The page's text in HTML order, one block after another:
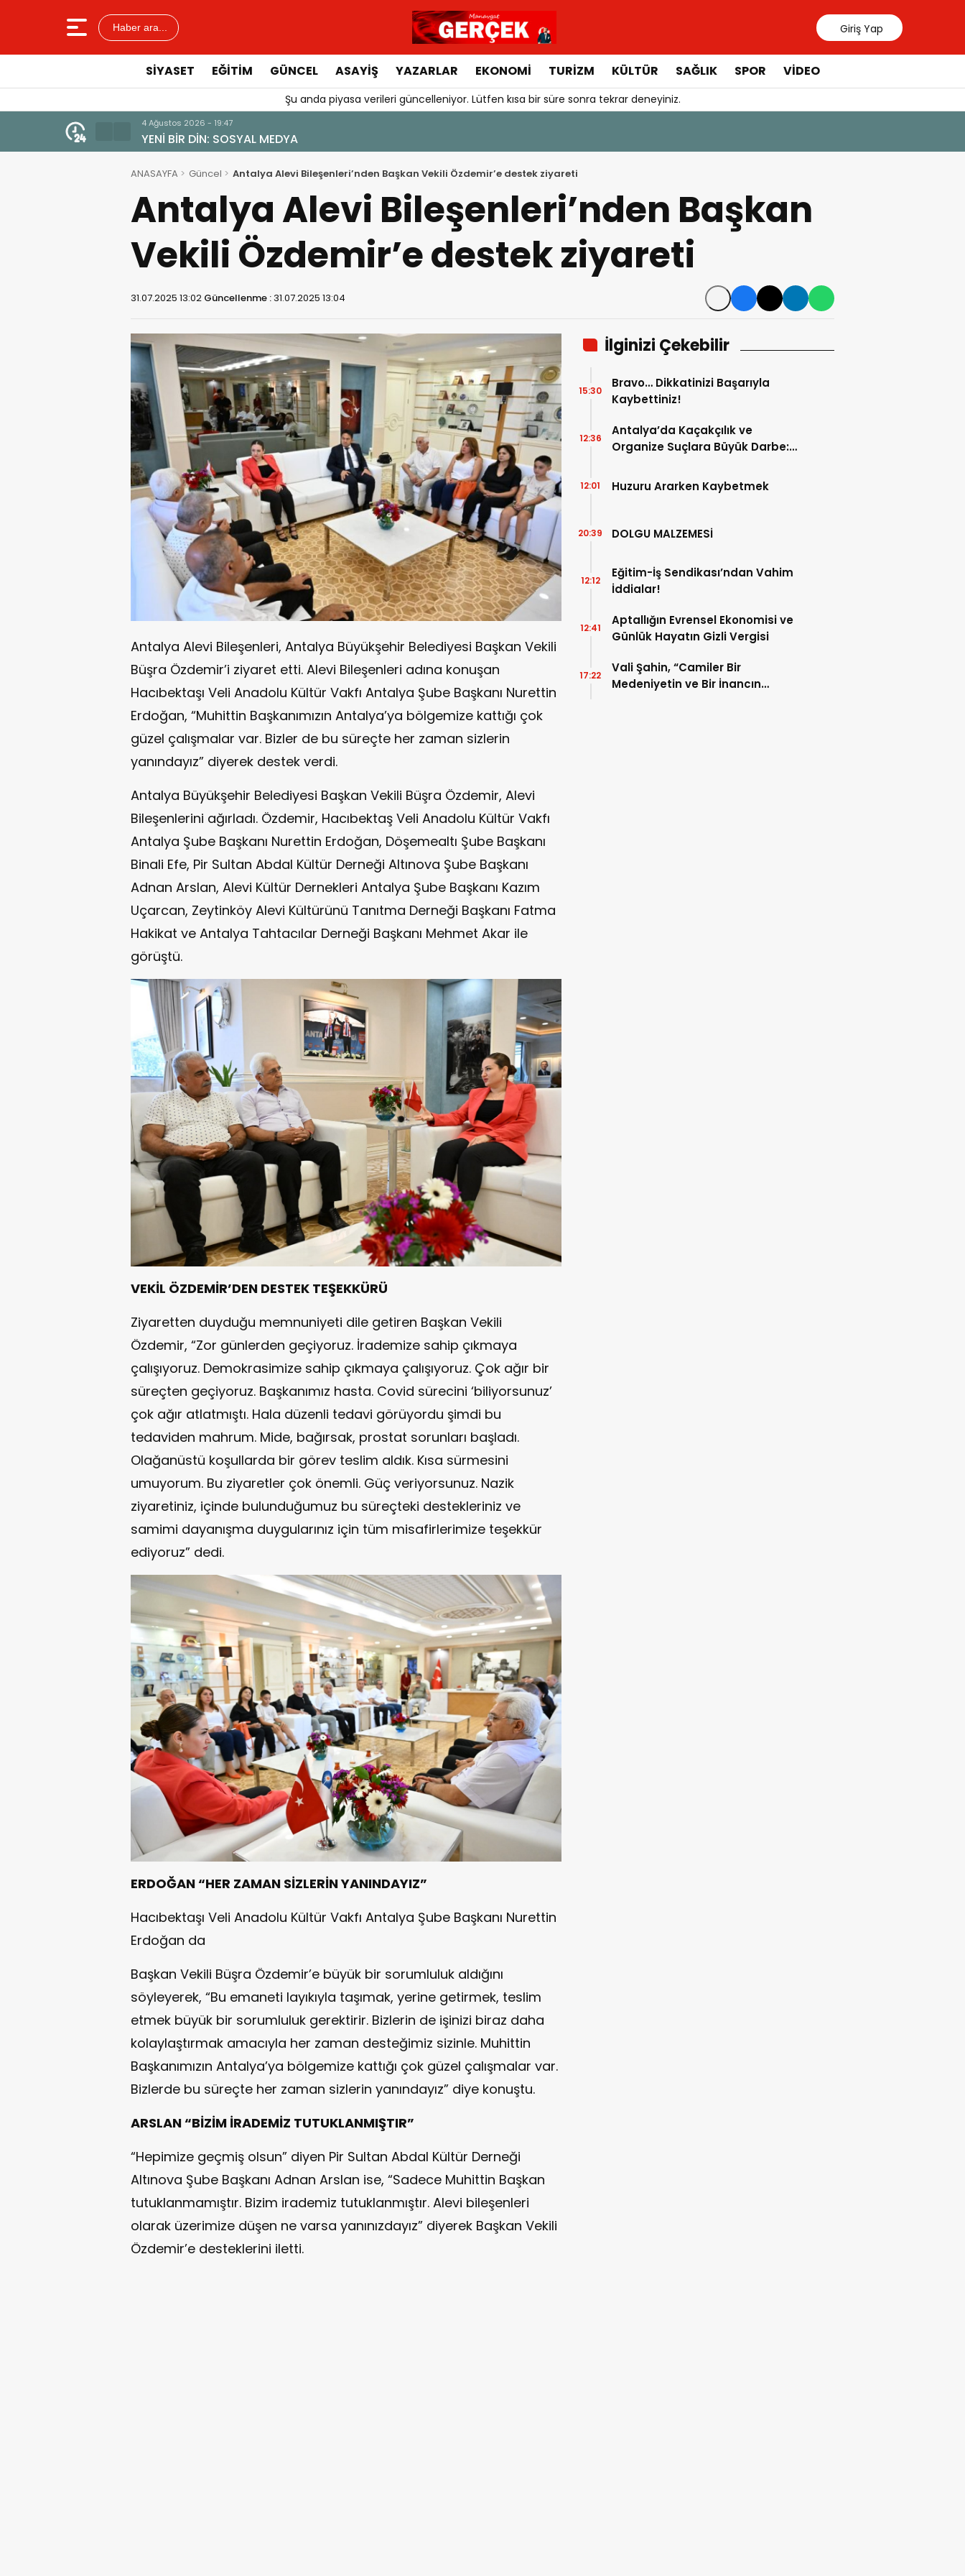
Haber ara... Giriş Yap
SIYASET EĞITIM GÜNCEL ASAYIŞ YAZARLAR EKONOMI TURIZM KÜLTÜR SAĞLIK SPOR VIDEO
Şu anda piyasa verileri güncelleniyor. Lütfen kısa bir süre sonra tekrar deneyiniz.
4 Ağustos 2026 - 19:47
YENİ BİR DİN: SOSYAL MEDYA
ANASAYFA Güncel Antalya Alevi Bileşenleri’nden Başkan Vekili Özdemir’e destek ziyareti
Antalya Alevi Bileşenleri’nden Başkan
Vekili Özdemir’e destek ziyareti
31.07.2025 13:02 Güncellenme :31.07.2025 13:04
Antalya Alevi Bileşenleri, Antalya Büyükşehir Belediyesi Başkan Vekili
Büşra Özdemir’i ziyaret etti. Alevi Bileşenleri adına konuşan
Hacıbektaşı Veli Anadolu Kültür Vakfı Antalya Şube Başkanı Nurettin
Erdoğan, “Muhittin Başkanımızın Antalya’ya bölgemize kattığı çok
güzel çalışmalar var. Bizler de bu süreçte her zaman sizlerin
yanındayız” diyerek destek verdi.
Antalya Büyükşehir Belediyesi Başkan Vekili Büşra Özdemir, Alevi
Bileşenlerini ağırladı. Özdemir, Hacıbektaş Veli Anadolu Kültür Vakfı
Antalya Şube Başkanı Nurettin Erdoğan, Döşemealtı Şube Başkanı
Binali Efe, Pir Sultan Abdal Kültür Derneği Altınova Şube Başkanı
Adnan Arslan, Alevi Kültür Dernekleri Antalya Şube Başkanı Kazım
Uçarcan, Zeytinköy Alevi Kültürünü Tanıtma Derneği Başkanı Fatma
Hakikat ve Antalya Tahtacılar Derneği Başkanı Mehmet Akar ile
görüştü.
VEKİL ÖZDEMİR’DEN DESTEK TEŞEKKÜRÜ
Ziyaretten duyduğu memnuniyeti dile getiren Başkan Vekili
Özdemir, “Zor günlerden geçiyoruz. İrademize sahip çıkmaya
çalışıyoruz. Demokrasimize sahip çıkmaya çalışıyoruz. Çok ağır bir
süreçten geçiyoruz. Başkanımız hasta. Covid sürecini ‘biliyorsunuz’
çok ağır atlatmıştı. Hala düzenli tedavi görüyordu şimdi bu
tedaviden mahrum. Mide, bağırsak, prostat sorunları başladı.
Olağanüstü koşullarda bir görev teslim aldık. Kısa sürmesini
umuyorum. Bu ziyaretler çok önemli. Güç veriyorsunuz. Nazik
ziyaretiniz, içinde bulunduğumuz bu süreçteki destekleriniz ve
samimi dayanışma duygularınız için tüm misafirlerimize teşekkür
ediyoruz” dedi.
ERDOĞAN “HER ZAMAN SİZLERİN YANINDAYIZ”
Hacıbektaşı Veli Anadolu Kültür Vakfı Antalya Şube Başkanı Nurettin
Erdoğan da
Başkan Vekili Büşra Özdemir’e büyük bir sorumluluk aldığını
söyleyerek, “Bu emaneti layıkıyla taşımak, yerine getirmek, teslim
etmek büyük bir sorumluluk gerektirir. Bizlerin de işinizi biraz daha
kolaylaştırmak amacıyla her zaman desteğimiz sizinle. Muhittin
Başkanımızın Antalya’ya bölgemize kattığı çok güzel çalışmalar var.
Bizlerde bu süreçte her zaman sizlerin yanındayız” diye konuştu.
ARSLAN “BİZİM İRADEMİZ TUTUKLANMIŞTIR”
“Hepimize geçmiş olsun” diyen Pir Sultan Abdal Kültür Derneği
Altınova Şube Başkanı Adnan Arslan ise, “Sadece Muhittin Başkan
tutuklanmamıştır. Bizim irademiz tutuklanmıştır. Alevi bileşenleri
olarak üzerimize düşen ne varsa yanınızdayız” diyerek Başkan Vekili
Özdemir’e desteklerini iletti.
İlginizi Çekebilir
Bravo… Dikkatinizi Başarıyla
Kaybettiniz!
15:30
Antalya’da Kaçakçılık ve
Organize Suçlara Büyük Darbe:
Açıklandı!
12:36
Huzuru Ararken Kaybetmek
12:01
DOLGU MALZEMESİ
20:39
Eğitim-İş Sendikası’ndan Vahim
İddialar!
12:12
Aptallığın Evrensel Ekonomisi ve
Günlük Hayatın Gizli Vergisi
12:41
Vali Şahin, “Camiler Bir
Medeniyetin ve Bir İnancın
17:22